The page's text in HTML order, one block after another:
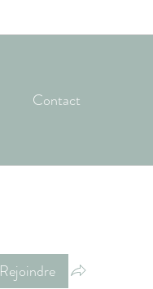
Contact
Rejoindre